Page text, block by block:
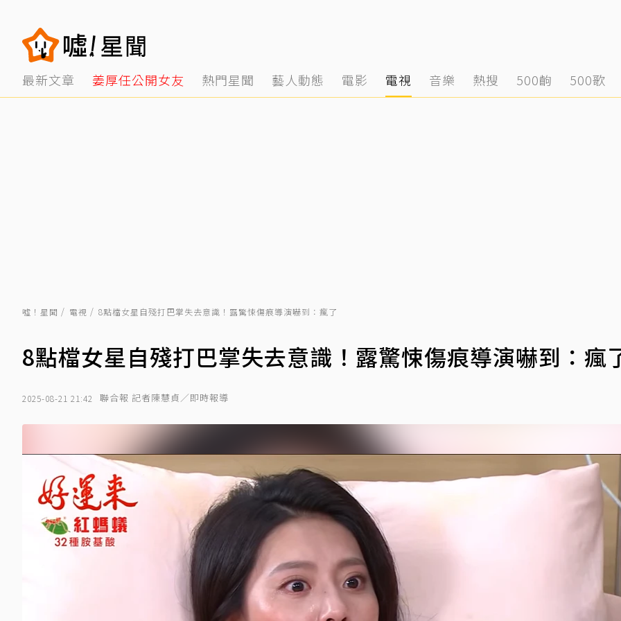
最新文章 姜厚任公開女友 熱門星聞 藝人動態 電影 電視 音樂 熱搜 500齣 500歌
噓！星聞 電視 8點檔女星自殘打巴掌失去意識！露驚悚傷痕導演嚇到：瘋了
8點檔女星自殘打巴掌失去意識！露驚悚傷痕導演嚇到：瘋
2025-08-21 21:42 聯合報 記者陳慧貞／即時報導